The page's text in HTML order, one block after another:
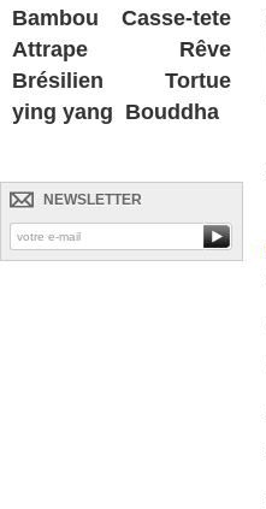
Bambou
Casse-tete
Attrape Rêve
Brésilien
Tortue
ying yang Bouddha
NEWSLETTER